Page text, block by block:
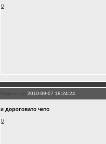
0
Поделиться2010-09-07 18:24:24
и дороговато чето
0